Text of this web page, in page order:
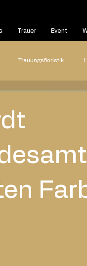
Trauer Event
Trauungsfloristik